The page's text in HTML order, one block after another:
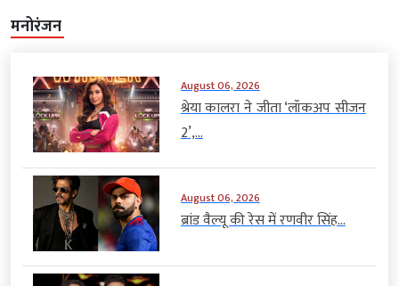
मनोरंजन
August 06, 2026
श्रेया कालरा ने जीता ‘लॉकअप सीजन
2’,...
August 06, 2026
ब्रांड वैल्यू की रेस में रणवीर सिंह...